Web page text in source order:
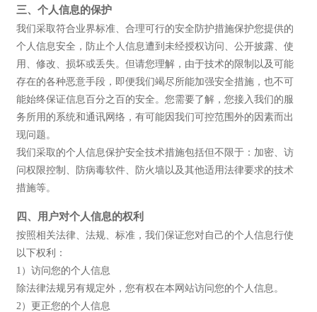
三、个人信息的保护
我们采取符合业界标准、合理可行的安全防护措施保护您提供的
个人信息安全，防止个人信息遭到未经授权访问、公开披露、使
用、修改、损坏或丢失。但请您理解，由于技术的限制以及可能
存在的各种恶意手段，即便我们竭尽所能加强安全措施，也不可
能始终保证信息百分之百的安全。您需要了解，您接入我们的服
务所用的系统和通讯网络，有可能因我们可控范围外的因素而出
现问题。
我们采取的个人信息保护安全技术措施包括但不限于：加密、访
问权限控制、防病毒软件、防火墙以及其他适用法律要求的技术
措施等。
四、用户对个人信息的权利
按照相关法律、法规、标准，我们保证您对自己的个人信息行使
以下权利：
1）访问您的个人信息
除法律法规另有规定外，您有权在本网站访问您的个人信息。
2）更正您的个人信息